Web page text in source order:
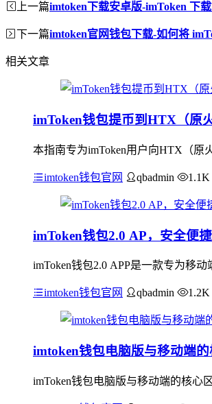
上一篇imtoken下载安卓版-imToken 下
下一篇imtoken官网钱包下载-如何将
相关文章
imToken钱包提币到HTX（原
本指南专为imToken用户向HTX（原
imtoken钱包官网 qbadmin 1.1K
imToken钱包2.0 AP，安全便
imToken钱包2.0 APP是一款专为移
imtoken钱包官网 qbadmin 1.2K
imtoken钱包电脑版与移动端
imToken钱包电脑版与移动端的核心